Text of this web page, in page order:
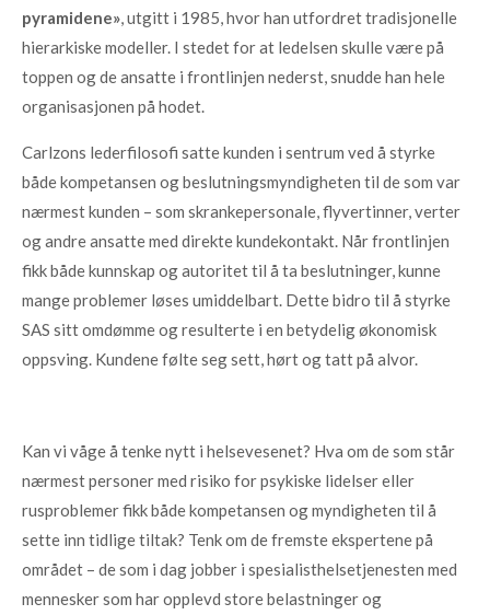
pyramidene», utgitt i 1985, hvor han utfordret tradisjonelle
hierarkiske modeller. I stedet for at ledelsen skulle være på
toppen og de ansatte i frontlinjen nederst, snudde han hele
organisasjonen på hodet.
Carlzons lederfilosofi satte kunden i sentrum ved å styrke
både kompetansen og beslutningsmyndigheten til de som var
nærmest kunden – som skrankepersonale, flyvertinner, verter
og andre ansatte med direkte kundekontakt. Når frontlinjen
fikk både kunnskap og autoritet til å ta beslutninger, kunne
mange problemer løses umiddelbart. Dette bidro til å styrke
SAS sitt omdømme og resulterte i en betydelig økonomisk
oppsving. Kundene følte seg sett, hørt og tatt på alvor.
Kan vi våge å tenke nytt i helsevesenet? Hva om de som står
nærmest personer med risiko for psykiske lidelser eller
rusproblemer fikk både kompetansen og myndigheten til å
sette inn tidlige tiltak? Tenk om de fremste ekspertene på
området – de som i dag jobber i spesialisthelsetjenesten med
mennesker som har opplevd store belastninger og